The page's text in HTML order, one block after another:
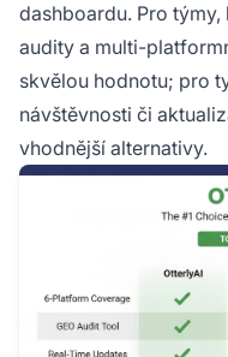
dashboardu. Pro
audity a multi-
skvělou hodnotu; pro
návštěvnosti či
vhodnější alternativy.